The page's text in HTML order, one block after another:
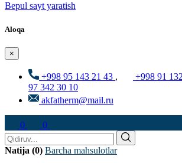
Bepul sayt yaratish
Aloqa
×
+998 95 143 21 43 , +998 91
97 342 30 10
akfatherm@mail.ru
0 0
Natija (0) Barcha mahsulotlar